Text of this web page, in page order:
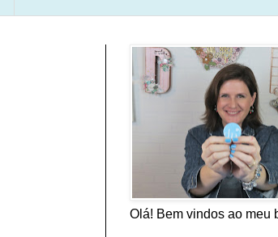
Olá! Bem vindos ao meu